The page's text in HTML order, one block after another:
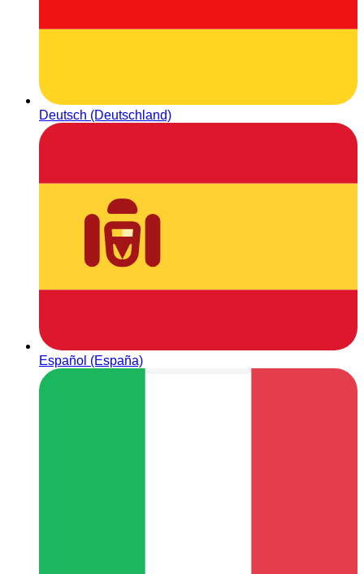
Deutsch (Deutschland)
Español (España)